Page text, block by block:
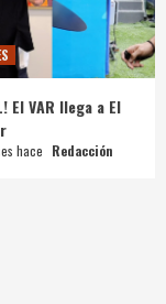
El VAR llega a El
hace Redacción